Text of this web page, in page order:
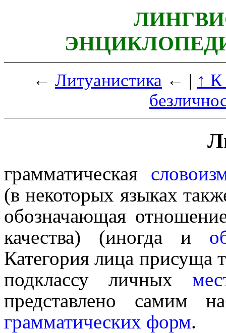
← Литуанистика ← | ↑ К
грамматическая
(в некоторых языках
обозна­ча­ю­щая
качества) (иногда и
Категория лица присуща
подклассу личных
представлено самим
грамматических форм.